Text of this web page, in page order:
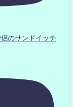
のサンドイッチ